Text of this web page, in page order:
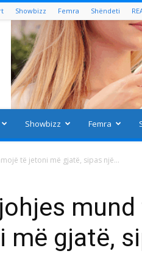
Showbizz Femra Shëndeti
Showbizz Femra
të jetoni më gjatë, sipas një...
mund
gjatë,